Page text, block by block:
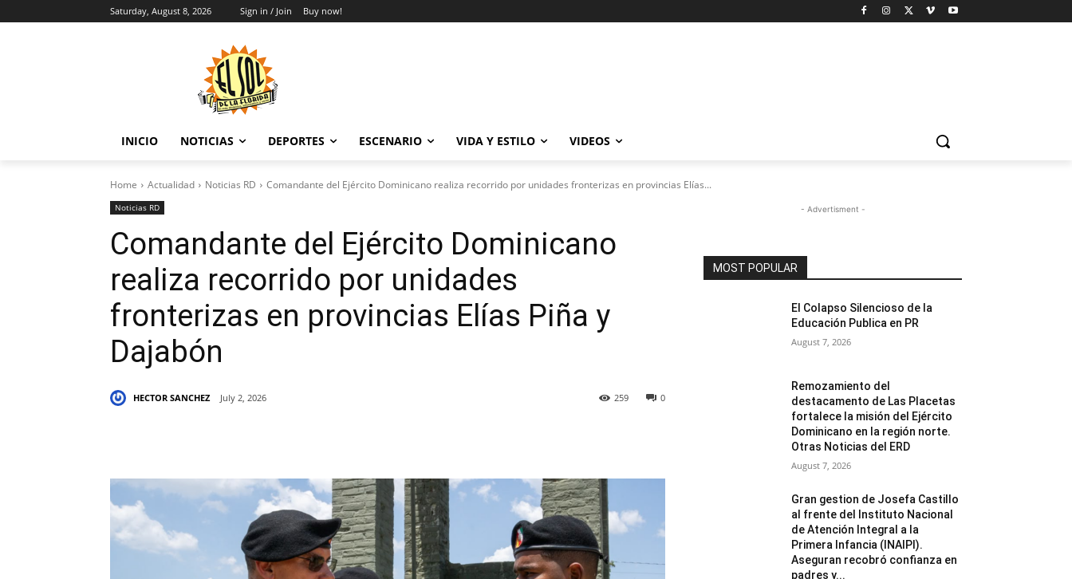
Saturday, August 8, 2026 Sign in / Join Buy now!
INICIO NOTICIAS DEPORTES ESCENARIO VIDA Y ESTILO VIDEOS
Home Actualidad Noticias RD Comandante del Ejército Dominicano realiza recorrido por unidades fronterizas en provincias Elías...
Noticias RD
Comandante del Ejército Dominicano
realiza recorrido por unidades
fronterizas en provincias Elías Piña y
Dajabón
HECTOR SANCHEZ July 2, 2026 0
259
- Advertisment -
MOST POPULAR
El Colapso Silencioso de la
Educación Publica en PR
August 7, 2026
Remozamiento del
destacamento de Las Placetas
fortalece la misión del Ejército
Dominicano en la región norte.
Otras Noticias del ERD
August 7, 2026
Gran gestion de Josefa Castillo
al frente del Instituto Nacional
de Atención Integral a la
Primera Infancia (INAIPI).
Aseguran recobró confianza en
padres y...